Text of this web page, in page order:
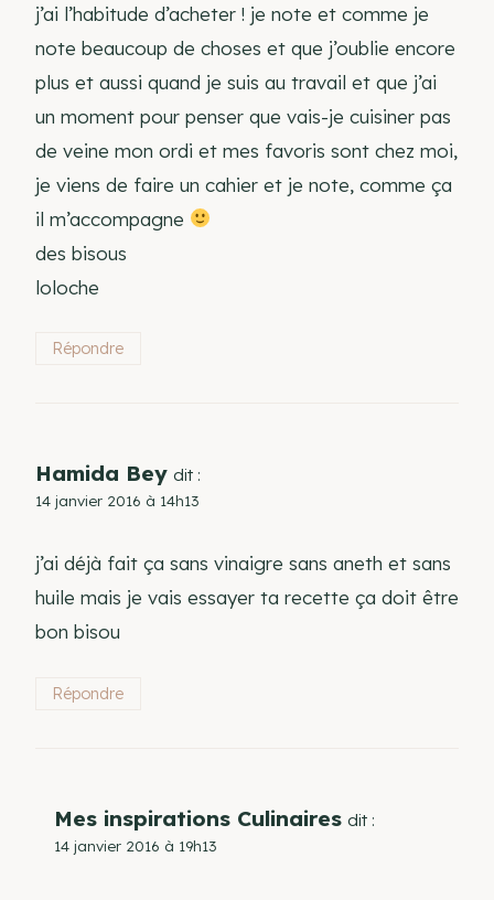
j’ai l’habitude d’acheter ! je note et comme je
note beaucoup de choses et que j’oublie encore
plus et aussi quand je suis au travail et que j’ai
un moment pour penser que vais-je cuisiner pas
de veine mon ordi et mes favoris sont chez moi,
je viens de faire un cahier et je note, comme ça
il m’accompagne
des bisous
loloche
Répondre
Hamida Bey dit :
14 janvier 2016 à 14h13
j’ai déjà fait ça sans vinaigre sans aneth et sans
huile mais je vais essayer ta recette ça doit être
bon bisou
Répondre
Mes inspirations Culinaires dit :
14 janvier 2016 à 19h13